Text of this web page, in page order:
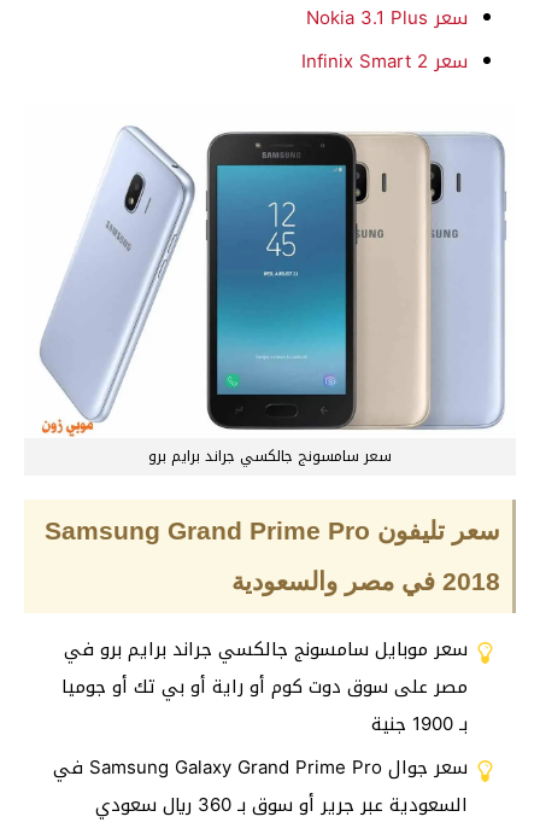
سعر Nokia 3.1 Plus
سعر Infinix Smart 2
سعر سامسونج جالكسي جراند برايم برو
سعر تليفون Samsung Grand Prime Pro
2018 في مصر والسعودية
سعر موبايل سامسونج جالكسي جراند برايم برو في
مصر على سوق دوت كوم أو راية أو بي تك أو جوميا
بـ 1900 جنية
سعر جوال Samsung Galaxy Grand Prime Pro في
السعودية عبر جرير أو سوق بـ 360 ريال سعودي